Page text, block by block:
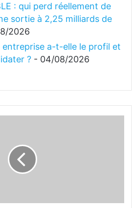
: qui perd réellement de
sortie à 2,25 milliards de
2026
entreprise a-t-elle le profil et
? - 04/08/2026